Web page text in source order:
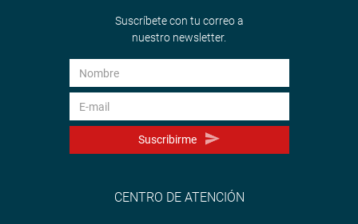
Suscríbete con tu correo a
nuestro newsletter.
Suscribirme
CENTRO DE ATENCIÓN